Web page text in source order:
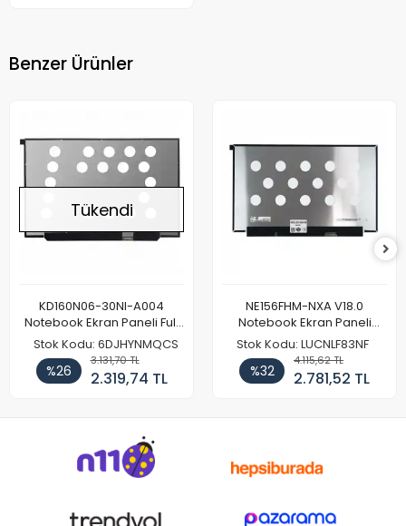
Benzer Ürünler
Tükendi
KD160N06-30NI-A004
Notebook Ekran Paneli Full
HD
Stok Kodu: 6DJHYNMQCS
%26
3.131,70 TL
2.319,74 TL
NE156FHM-NXA V18.0
Notebook Ekran Paneli
144Hz
Stok Kodu: LUCNLF83NF
%32
4.115,62 TL
2.781,52 TL